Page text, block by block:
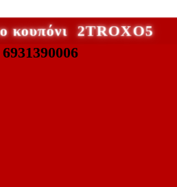
κουπόνι 2TROXO5